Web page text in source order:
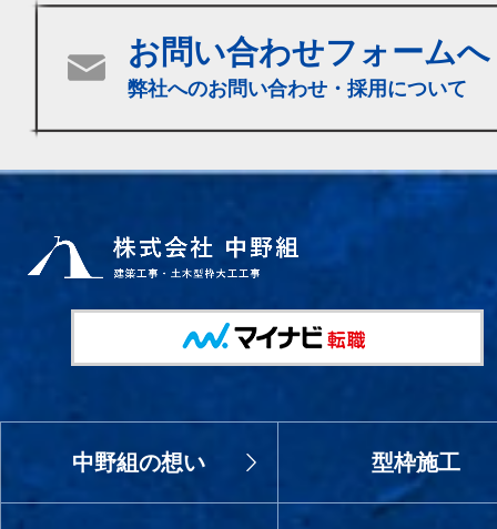
お問い合わせフォームへ
弊社へのお問い合わせ・採用について
中野組の想い 型枠施工